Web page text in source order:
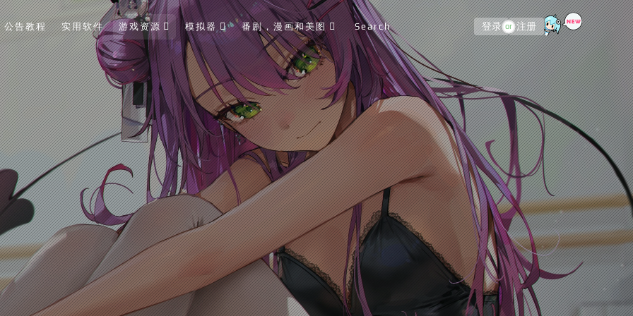
公告教程 实用软件 游戏资源 模拟器 番剧，漫画和美图 Search 登录 or 注册